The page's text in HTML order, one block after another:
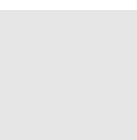
2026-08-07 23:05:06